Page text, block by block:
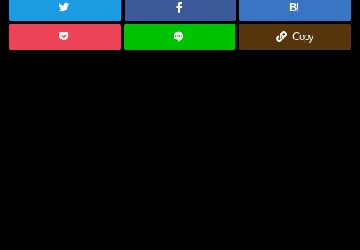
B!
Copy